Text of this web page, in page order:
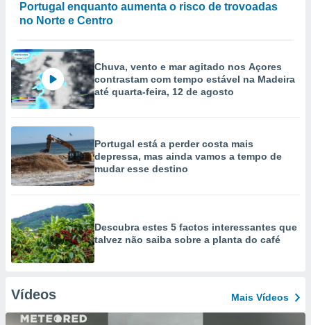
Portugal enquanto aumenta o risco de trovoadas
no Norte e Centro
Chuva, vento e mar agitado nos Açores
contrastam com tempo estável na Madeira
até quarta-feira, 12 de agosto
Portugal está a perder costa mais
depressa, mas ainda vamos a tempo de
mudar esse destino
Descubra estes 5 factos interessantes que
talvez não saiba sobre a planta do café
Vídeos Mais Vídeos